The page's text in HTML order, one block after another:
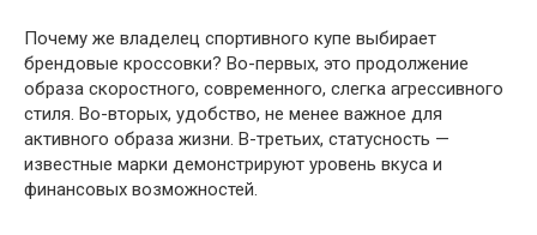
Почему же владелец спортивного купе выбирает
брендовые кроссовки? Во-первых, это продолжение
образа скоростного, современного, слегка агрессивного
стиля. Во-вторых, удобство, не менее важное для
активного образа жизни. В-третьих, статусность —
известные марки демонстрируют уровень вкуса и
финансовых возможностей.